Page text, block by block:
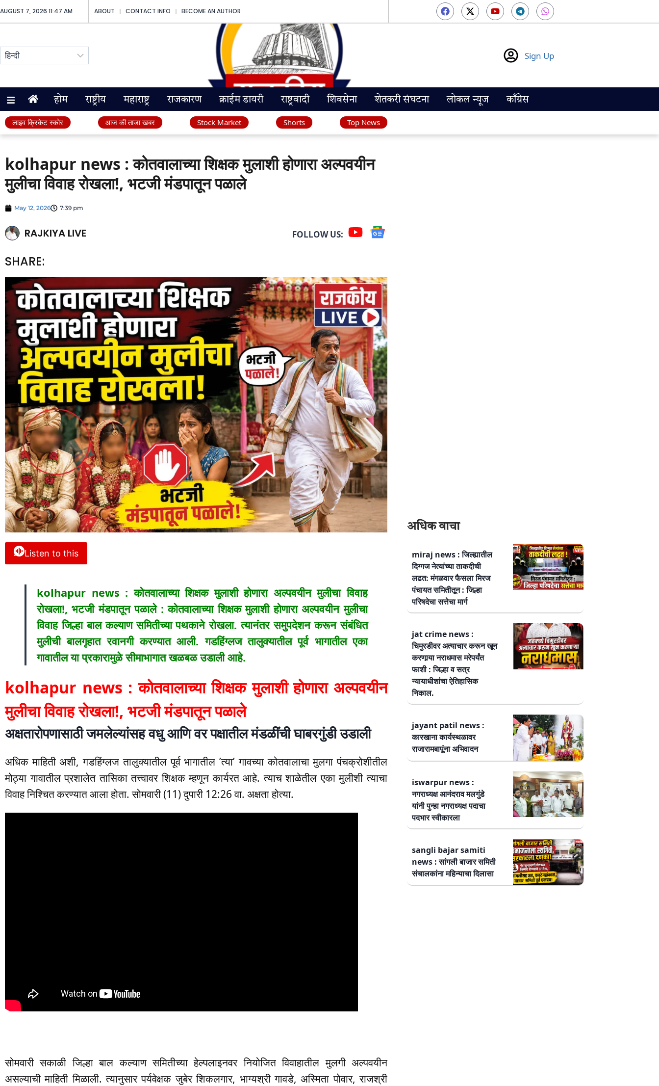
AUGUST 7, 2026 11:47 AM ABOUT CONTACT INFO BECOME AN AUTHOR
Sign Up
होम राष्ट्रीय महाराष्ट्र राजकारण क्राईम डायरी राष्ट्रवादी शिवसेना शेतकरी संघटना लोकल न्यूज काँग्रेस
लाइव क्रिकेट स्कोर आज की ताजा खबर Stock Market Shorts Top News
kolhapur news : कोतवालाच्या शिक्षक मुलाशी होणारा अल्पवयीन
मुलीचा विवाह रोखला!, भटजी मंडपातून पळाले
May 12, 2026 7:39 pm
RAJKIYA LIVE FOLLOW US:
SHARE:
Listen to this
kolhapur news : कोतवालाच्या शिक्षक मुलाशी होणारा अल्पवयीन मुलीचा विवाह
रोखला!, भटजी मंडपातून पळाले : कोतवालाच्या शिक्षक मुलाशी होणारा अल्पवयीन मुलीचा
विवाह जिल्हा बाल कल्याण समितीच्या पथकाने रोखला. त्यानंतर समुपदेशन करून संबंधित
मुलीची बालगृहात रवानगी करण्यात आली. गडहिंग्लज तालुक्यातील पूर्व भागातील एका
गावातील या प्रकारामुळे सीमाभागात खळबळ उडाली आहे.
kolhapur news : कोतवालाच्या शिक्षक मुलाशी होणारा अल्पवयीन
मुलीचा विवाह रोखला!, भटजी मंडपातून पळाले
अक्षतारोपणासाठी जमलेल्यांसह वधु आणि वर पक्षातील मंडळींची घाबरगुंडी उडाली
अधिक माहिती अशी, गडहिंग्लज तालुक्यातील पूर्व भागातील ’त्या’ गावच्या कोतवालाचा मुलगा पंचक्रोशीतील
मोठ्या गावातील प्रशालेत तासिका तत्त्वावर शिक्षक म्हणून कार्यरत आहे. त्याच शाळेतील एका मुलीशी त्याचा
विवाह निश्चित करण्यात आला होता. सोमवारी (11) दुपारी 12:26 वा. अक्षता होत्या.
सोमवारी सकाळी जिल्हा बाल कल्याण समितीच्या हेल्पलाइनवर नियोजित विवाहातील मुलगी अल्पवयीन
असल्याची माहिती मिळाली. त्यानुसार पर्यवेक्षक जुबेर शिकलगार, भाग्यश्री गावडे, अस्मिता पोवार, राजश्री
अधिक वाचा
miraj news : जिल्ह्यातील
दिग्गज नेत्यांच्या ताकदीची
लढत: मंगळवार फैसला मिरज
पंचायत समितीतून : जिल्हा
परिषदेचा सत्तेचा मार्ग
jat crime news :
चिमुरडीवर अत्याचार करून खून
करणार्‍या नराधमास मरेपर्यंत
फाशी : जिल्हा व सत्र
न्यायाधीशांचा ऐतिहासिक
निकाल.
jayant patil news :
कारखाना कार्यस्थळावर
राजारामबापूंना अभिवादन
iswarpur news :
नगराध्यक्ष आनंदराव मलगुंडे
यांनी पुन्हा नगराध्यक्ष पदाचा
पदभार स्वीकारला
sangli bajar samiti
news : सांगली बाजार समिती
संचालकांना महिन्याचा दिलासा